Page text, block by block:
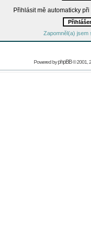
Přihlásit mě automaticky
Zapomněl(a) jsem
Powered byphpBB© 2001,